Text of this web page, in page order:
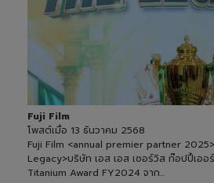
Fuji Film
โพสต์เมื่อ 13 ธันวาคม 2568
Fuji Film <annual premier partner
Legacy>บริษัท เอส เอส เซอร์วิส ก๊อปปี้เออ
Titanium Award FY2024 จาก...